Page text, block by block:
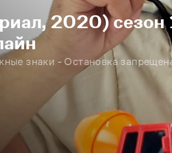
2020) сезон
знаки - Остановка